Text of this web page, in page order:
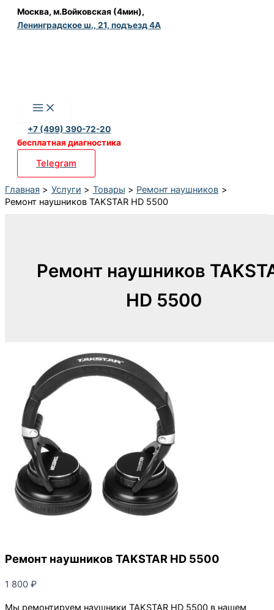
Перейти
Москва, м.Войковская (4мин),
Ленинградское ш., 21, подъезд 4А
+7 (499) 390-72-20
бесплатная диагностика
Telegram
Главная Услуги Товары
Ремонт наушников
Ремонт наушников TAKSTAR HD 5500
Ремонт наушников
HD 5500
Ремонт наушников TAKSTAR HD 5500
1 800 ₽
Мы ремонтируем наушники TAKSTAR HD 5500 в нашем